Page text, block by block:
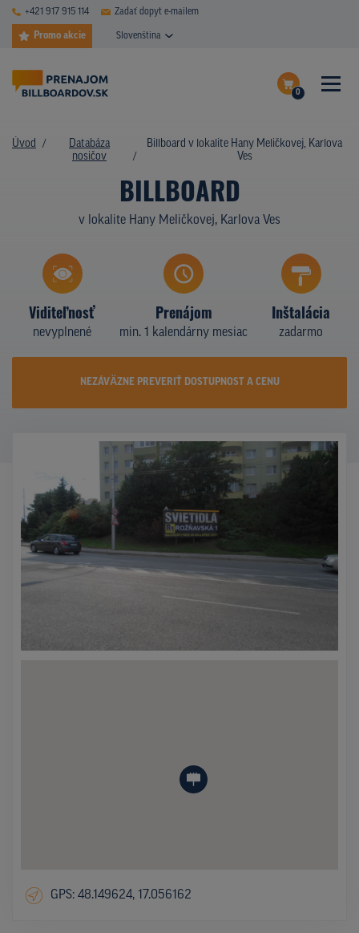
+421 917 915 114 Zadať dopyt e-mailem
Promo akcie Slovenština
0
Dokončiť dopyt
DATABÁZA NOSIČOV
PLOCHY V AKCII
CENY
TYPY NOSIČOV
KTO SME
KONTAKTY
Úvod
Databáza
nosičov
Billboard v lokalite Hany Meličkovej, Karlova
Ves
BILLBOARD
v lokalite Hany Meličkovej, Karlova Ves
Viditeľnosť
nevyplnené
Prenájom
min. 1 kalendárny mesiac
Inštalácia
zadarmo
NEZÁVÄZNE PREVERIŤ DOSTUPNOST A CENU
GPS: 48.149624, 17.056162